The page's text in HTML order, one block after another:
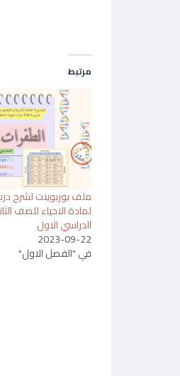
مرتبط
ملف بوربوينت لشرح
لمادة الاحياء للصف
الدراسي الاول
2023-09-22
في "الفصل الاول"